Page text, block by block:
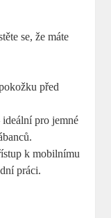
se, že máte
před
ideální pro jemné
k mobilnímu
práci.